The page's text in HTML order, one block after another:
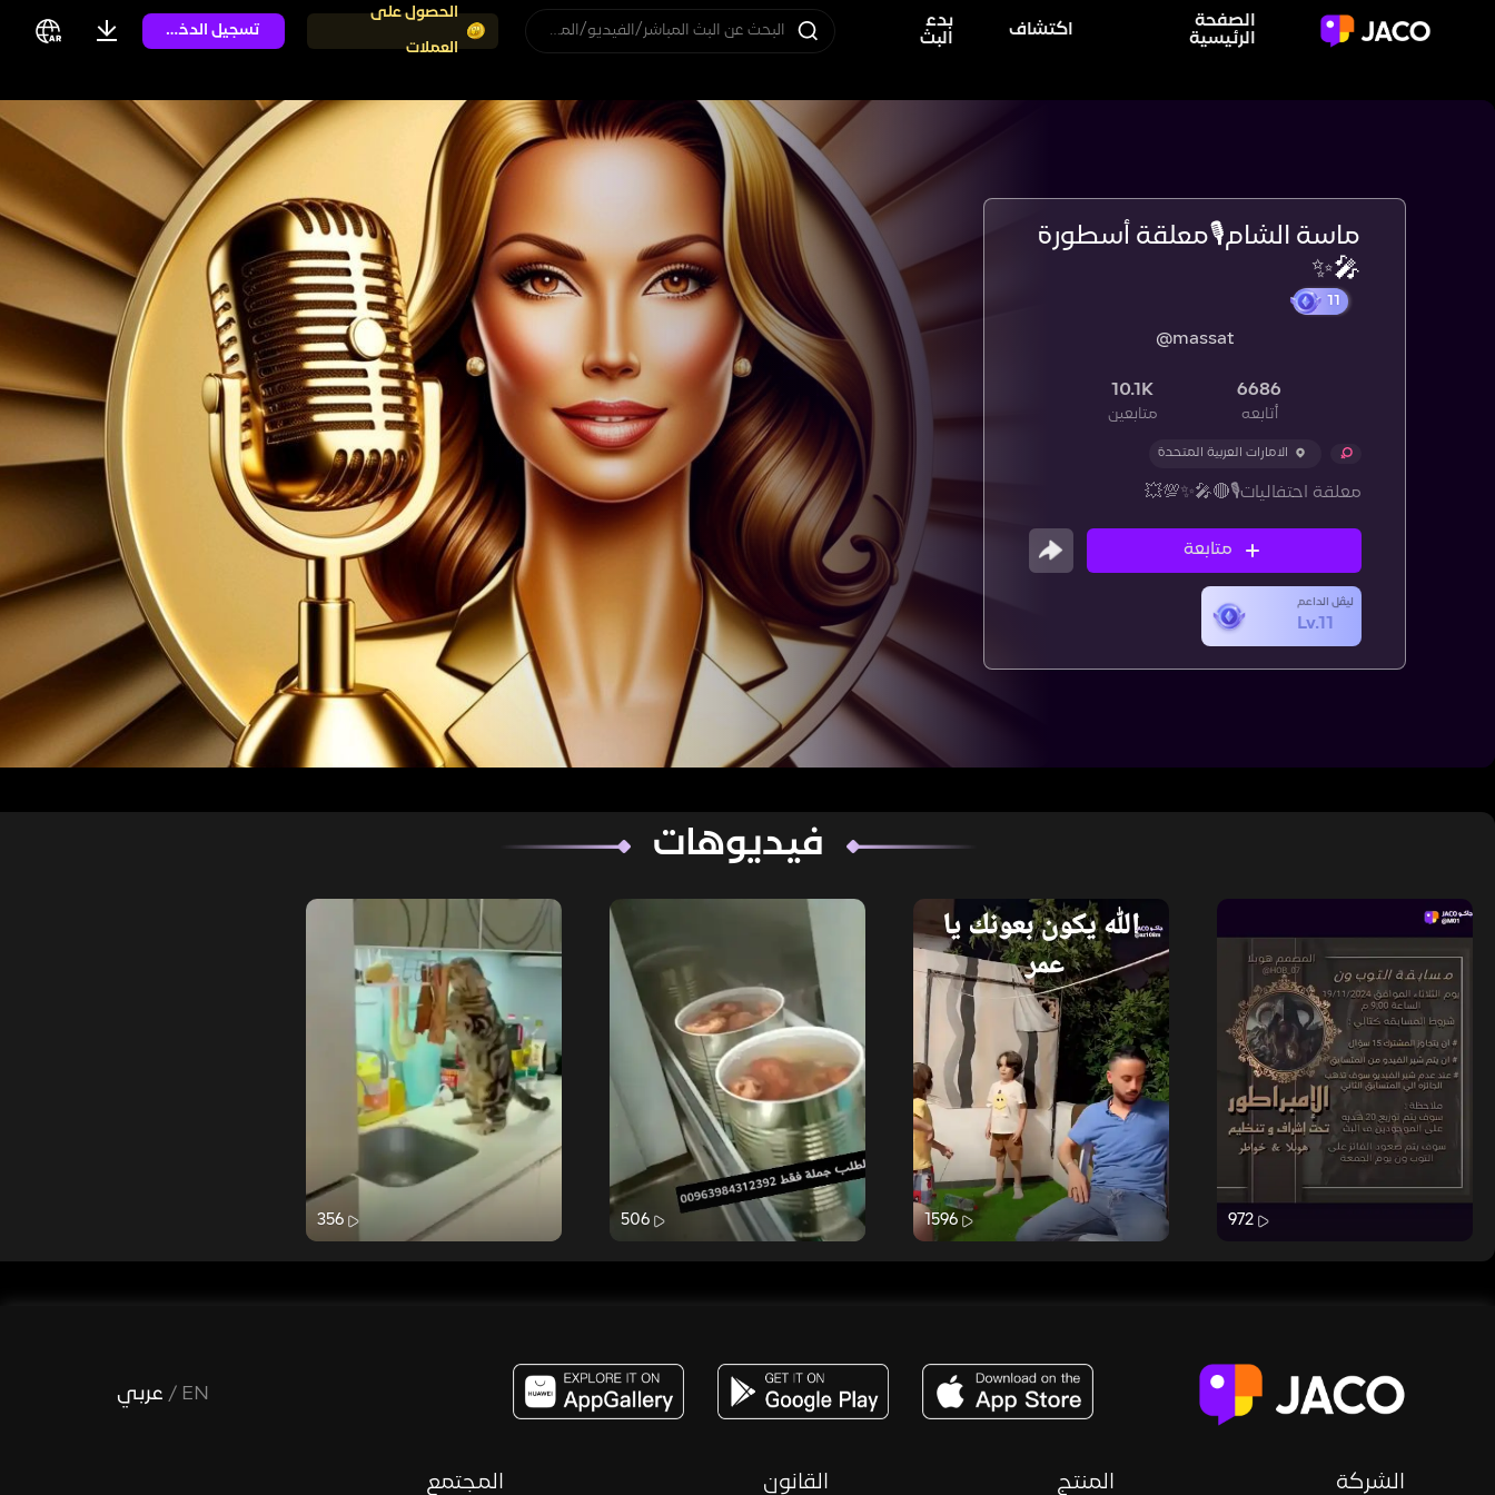
الصفحة
الرئيسية
اكتشاف
بدء
البث
البحث عن البث المباشر/الفيديو/المستخدم
الحصول على
العملات
تسجيل الدخول
ماسة الشام🎙معلقة أسطورة
🎤✨️
@massat
6686
أتابعه
10.1K
متابعين
الامارات العربية المتحدة
معلقة احتفاليات🎙🔴🎤✨️💯💥
متابعة
ليڤل الداعم
Lv.11
فيديوهات
972
1596
506
356
EN
/ عربي
الشركة المنتج القانون المجتمع